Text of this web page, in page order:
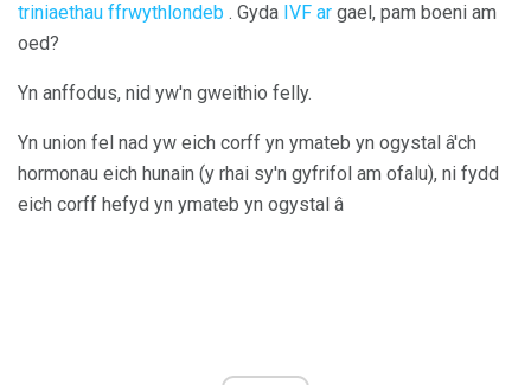
triniaethau ffrwythlondeb . Gyda IVF ar gael, pam boeni am
oed?
Yn anffodus, nid yw'n gweithio felly.
Yn union fel nad yw eich corff yn ymateb yn ogystal â'ch
hormonau eich hunain (y rhai sy'n gyfrifol am ofalu), ni fydd
eich corff hefyd yn ymateb yn ogystal â